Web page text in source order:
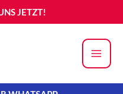
JETZT!